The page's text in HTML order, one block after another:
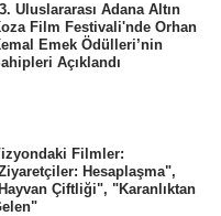
Uluslararası Adana Altın
Film Festivali'nde Orhan
Emek Ödülleri’nin
Açıklandı
Filmler:
Hesaplaşma",
Çiftliği", "Karanlıktan